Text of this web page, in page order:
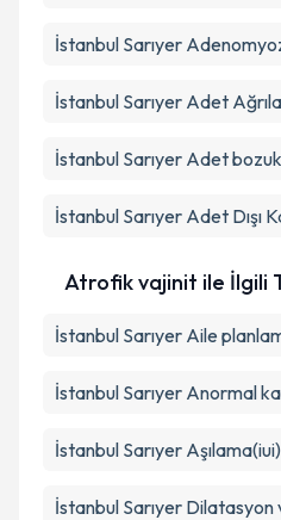
İstanbul Sarıyer
İstanbul Sarıyer Adet
İstanbul Sarıyer Adet
İstanbul Sarıyer Adet Dışı
Atrofik vajinit ile İlgili
İstanbul Sarıyer Aile
İstanbul Sarıyer Anormal
İstanbul Sarıyer Aşılama(iui)
İstanbul Sarıyer